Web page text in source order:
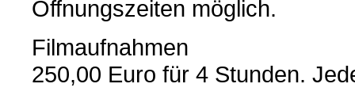
Öffnungszeiten möglich.
Filmaufnahmen
250,00 Euro für 4 Stunden.